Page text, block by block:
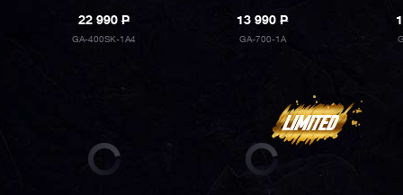
22 990P
GA-400SK-1A4
13 990P
GA-700-1A